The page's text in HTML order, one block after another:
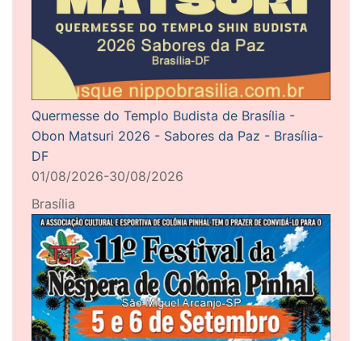
Quermesse do Templo Budista de Brasília -
Obon Matsuri 2026 - Sabores da Paz - Brasília-
DF
01/08/2026-30/08/2026
Brasília